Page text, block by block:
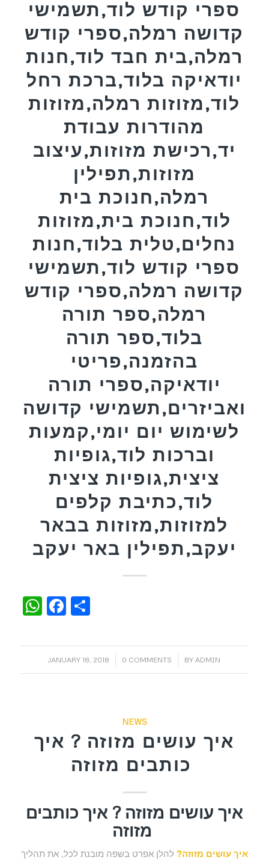
ספרי קודש לוד,תשמישי
קדושה רמלה,ספרי קודש
רמלה,בית חבד לוד,חנות
יודאיקה בלוד,ברכת רחל
לוד,מזוזות רמלה,מזוזות
מהודרות עבודת
יד,רכישת מזוזות,עיצוב
מזוזות,תפילין
רמלה,חנוכת בית
לוד,חנוכת בית,מזוזות
נחלים,טלית בלוד,חנות
ספרי קודש לוד,תשמישי
קדושה רמלה,ספרי קודש
רמלה,ספר תורה
בלוד,ספר תורה
בהזמנה,פריטי
יודאיקה,ספרי תורה
ואביזרים,תשמישי קדושה
לשימוש יום יומי,קמעות
וברכות לוד,גופיות
ציצית,גופיות ציצית
לוד,כתיבת קלפים
למזוזות,מזוזות בבאר
יעקב,תפילין באר יעקב
WhatsApp
Facebook
Share
JANUARY 18, 2018
/ 0 COMMENTS
/ BY ADMIN
NEWS
איך עושים מזוזה ? איך
איך עושים מזוזה ? איך כותבים
איך עושים מזוזה? להלן אפרט בשפה מובנת לכל, את תהליך